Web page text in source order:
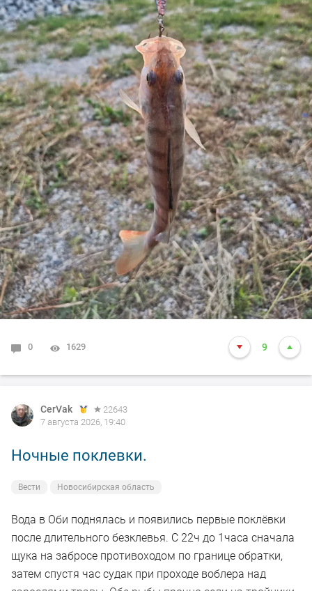
0 1629 9
CerVak
22643
7 августа 2026, 19:40
Ночные поклевки.
Вести Новосибирская область
Вода в Оби поднялась и появились первые поклёвки
после длительного безклевья. С 22ч до 1часа сначала
щука на забросе противоходом по границе обратки,
затем спустя час судак при проходе воблера над